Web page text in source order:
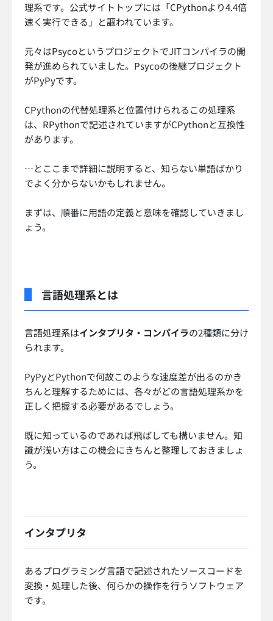
理系です。公式サイトトップには「CPythonより4.4倍
速く実行できる」と謳われています。
元々はPsycoというプロジェクトでJITコンパイラの開
発が進められていました。Psycoの後継プロジェクト
がPyPyです。
CPythonの代替処理系と位置付けられるこの処理系
は、RPythonで記述されていますがCPythonと互換性
があります。
…とここまで詳細に説明すると、知らない単語ばかり
でよく分からないかもしれません。
まずは、順番に用語の定義と意味を確認していきまし
ょう。
言語処理系とは
言語処理系はインタプリタ・コンパイラの2種類に分け
られます。
PyPyとPythonで何故このような速度差が出るのかき
ちんと理解するためには、各々がどの言語処理系かを
正しく把握する必要があるでしょう。
既に知っているのであれば飛ばしても構いません。知
識が浅い方はこの機会にきちんと整理しておきましょ
う。
インタプリタ
あるプログラミング言語で記述されたソースコードを
変換・処理した後、何らかの操作を行うソフトウェア
です。